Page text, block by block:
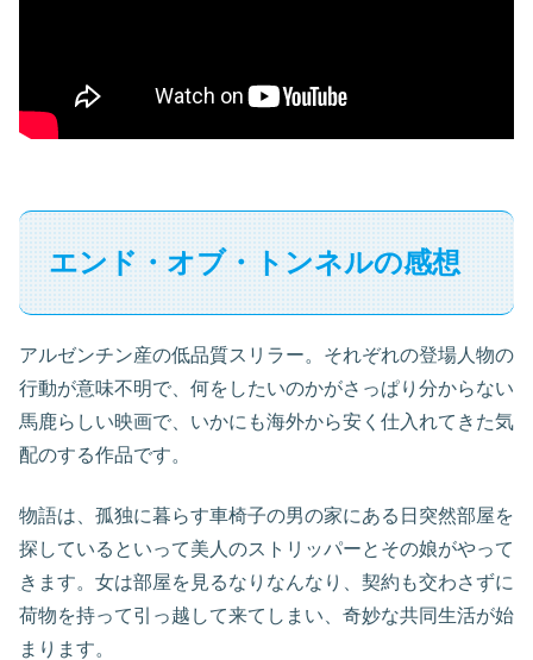
エンド・オブ・トンネルの感想
アルゼンチン産の低品質スリラー。それぞれの登場人物の
行動が意味不明で、何をしたいのかがさっぱり分からない
馬鹿らしい映画で、いかにも海外から安く仕入れてきた気
配のする作品です。
物語は、孤独に暮らす車椅子の男の家にある日突然部屋を
探しているといって美人のストリッパーとその娘がやって
きます。女は部屋を見るなりなんなり、契約も交わさずに
荷物を持って引っ越して来てしまい、奇妙な共同生活が始
まります。